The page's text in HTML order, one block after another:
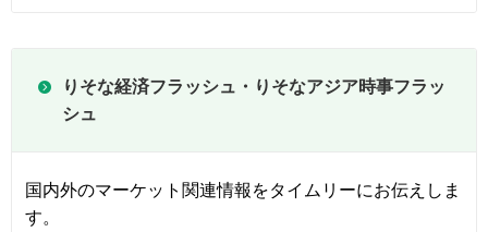
りそな経済フラッシュ・りそなアジア時事フラッ
シュ
国内外のマーケット関連情報をタイムリーにお伝えしま
す。